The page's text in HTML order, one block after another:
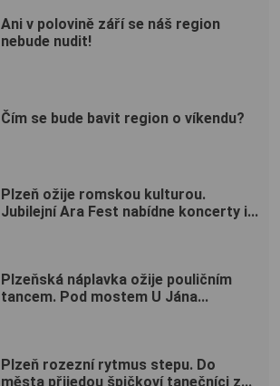
Ani v polovině září se náš region
nebude nudit!
Čím se bude bavit region o víkendu?
Plzeň ožije romskou kulturou.
Jubilejní Ara Fest nabídne koncerty i...
Plzeňská náplavka ožije pouličním
tancem. Pod mostem U Jána...
Plzeň rozezní rytmus stepu. Do
města přijedou špičkoví tanečníci z...